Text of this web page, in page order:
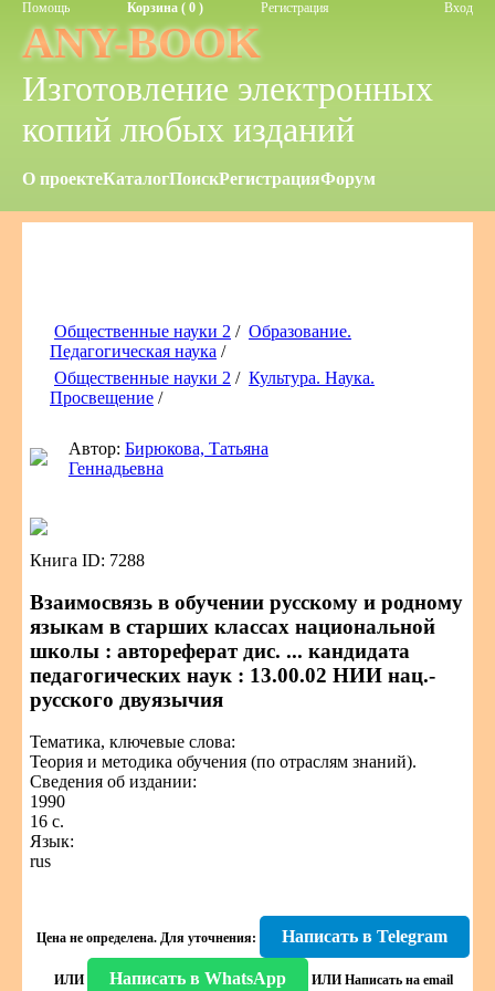
Помощь Корзина ( 0 ) Регистрация Вход
ANY-BOOK
Изготовление электронных
копий любых изданий
О проектеКаталогПоискРегистрацияФорум
Общественные науки 2 / Образование.
Педагогическая наука /
Общественные науки 2 / Культура. Наука.
Просвещение /
Автор: Бирюкова, Татьяна
Геннадьевна
Книга ID: 7288
Взаимосвязь в обучении русскому и родному
языкам в старших классах национальной
школы : автореферат дис. ... кандидата
педагогических наук : 13.00.02 НИИ нац.-
русского двуязычия
Тематика, ключевые слова:
Теория и методика обучения (по отраслям знаний).
Сведения об издании:
1990
16 с.
Язык:
rus
Цена не определена. Для уточнения: Написать в Telegram
ИЛИ Написать в WhatsApp ИЛИ Написать на email